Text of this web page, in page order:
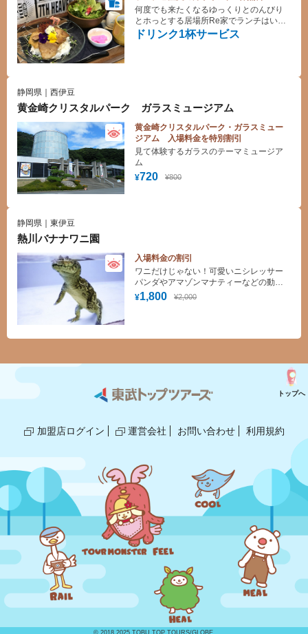
ドリンク1杯サービス
何度でも来たくなるゆっくりとのんびり
とホっとする居場所Re家でランチはいか
がですか？
静岡県｜西伊豆
黄金崎クリスタルパーク ガラスミュージアム
黄金崎クリスタルパーク・ガラスミュー
ジアム 入場料金を特別割引
¥720 ¥800
見て体験するガラスのテーマミュージア
ム
静岡県｜東伊豆
熱川バナナワニ園
入場料金の割引
¥1,800 ¥2,000
ワニだけじゃない！可愛いニシレッサー
パンダやアマゾンマナティーなどの動物
たちと熱帯植物が楽しめる動植物園。
加盟店ログイン 運営会社 お問い合わせ 利用規約
トップへ
© 2018,2025 TOBU TOP TOURS/GLOBE.